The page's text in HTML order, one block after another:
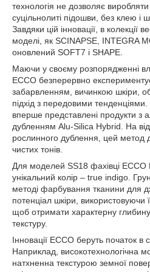
технологія не дозволяє виробляти
суцільнолиті підошви, без клею і
Завдяки цій інновації, в колекції
моделі, як SCINAPSE, INTEGRA
оновлений SOFT7 і SHAPE.
Маючи у своєму розпорядженні
ЕССО безперервно
забарвленням, вичинкою шкіри,
підхід з передовими тенденціями.
вперше представлені продукти з
дубленням Alu-Silica Hybrid. На
рослинного дублення, цей метод
чистих тонів.
Для моделей SS18 фахівці
унікальний колір – true indigo.
методі фарбування тканини для
потенціал шкіри, використовуючи
щоб отримати характерну глибину
текстуру.
Інновації ECCO беруть початок в
Наприклад, високотехнологічна
натхненна текстурою земної